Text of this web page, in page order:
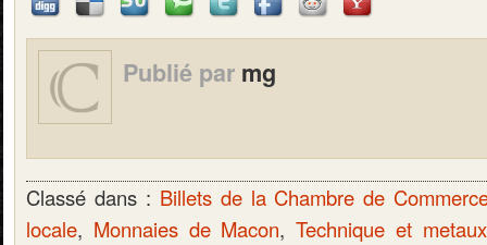
Publié par mg
Classé dans : Billets de la Chambre de
locale, Monnaies de Macon,Technique et metaux